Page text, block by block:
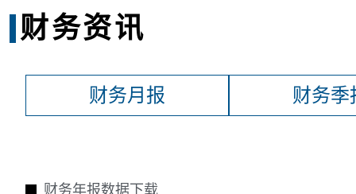
财务资讯
财务月报 财务季
财务年报数据下载